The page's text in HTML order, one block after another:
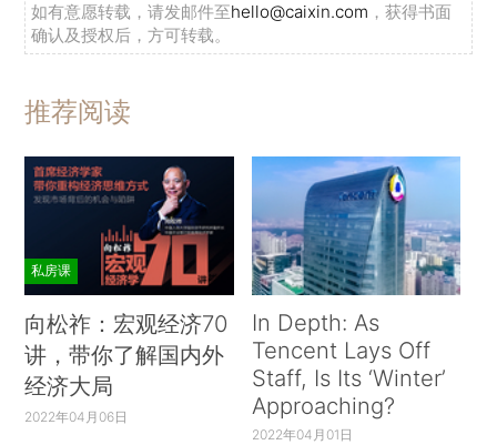
如有意愿转载，请发邮件至hello@caixin.com ，获得书面
确认及授权后，方可转载。
推荐阅读
私房课
向松祚：宏观经济70
讲，带你了解国内外
经济大局
2022年04月06日
In Depth: As
Tencent Lays Off
Staff, Is Its ‘Winter’
Approaching?
2022年04月01日